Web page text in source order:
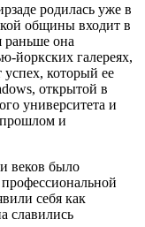
родилась уже в
общины входит в
раньше она
йоркских галереях,
который ее
открытой в
университета и
и
веков было
себя как
славились